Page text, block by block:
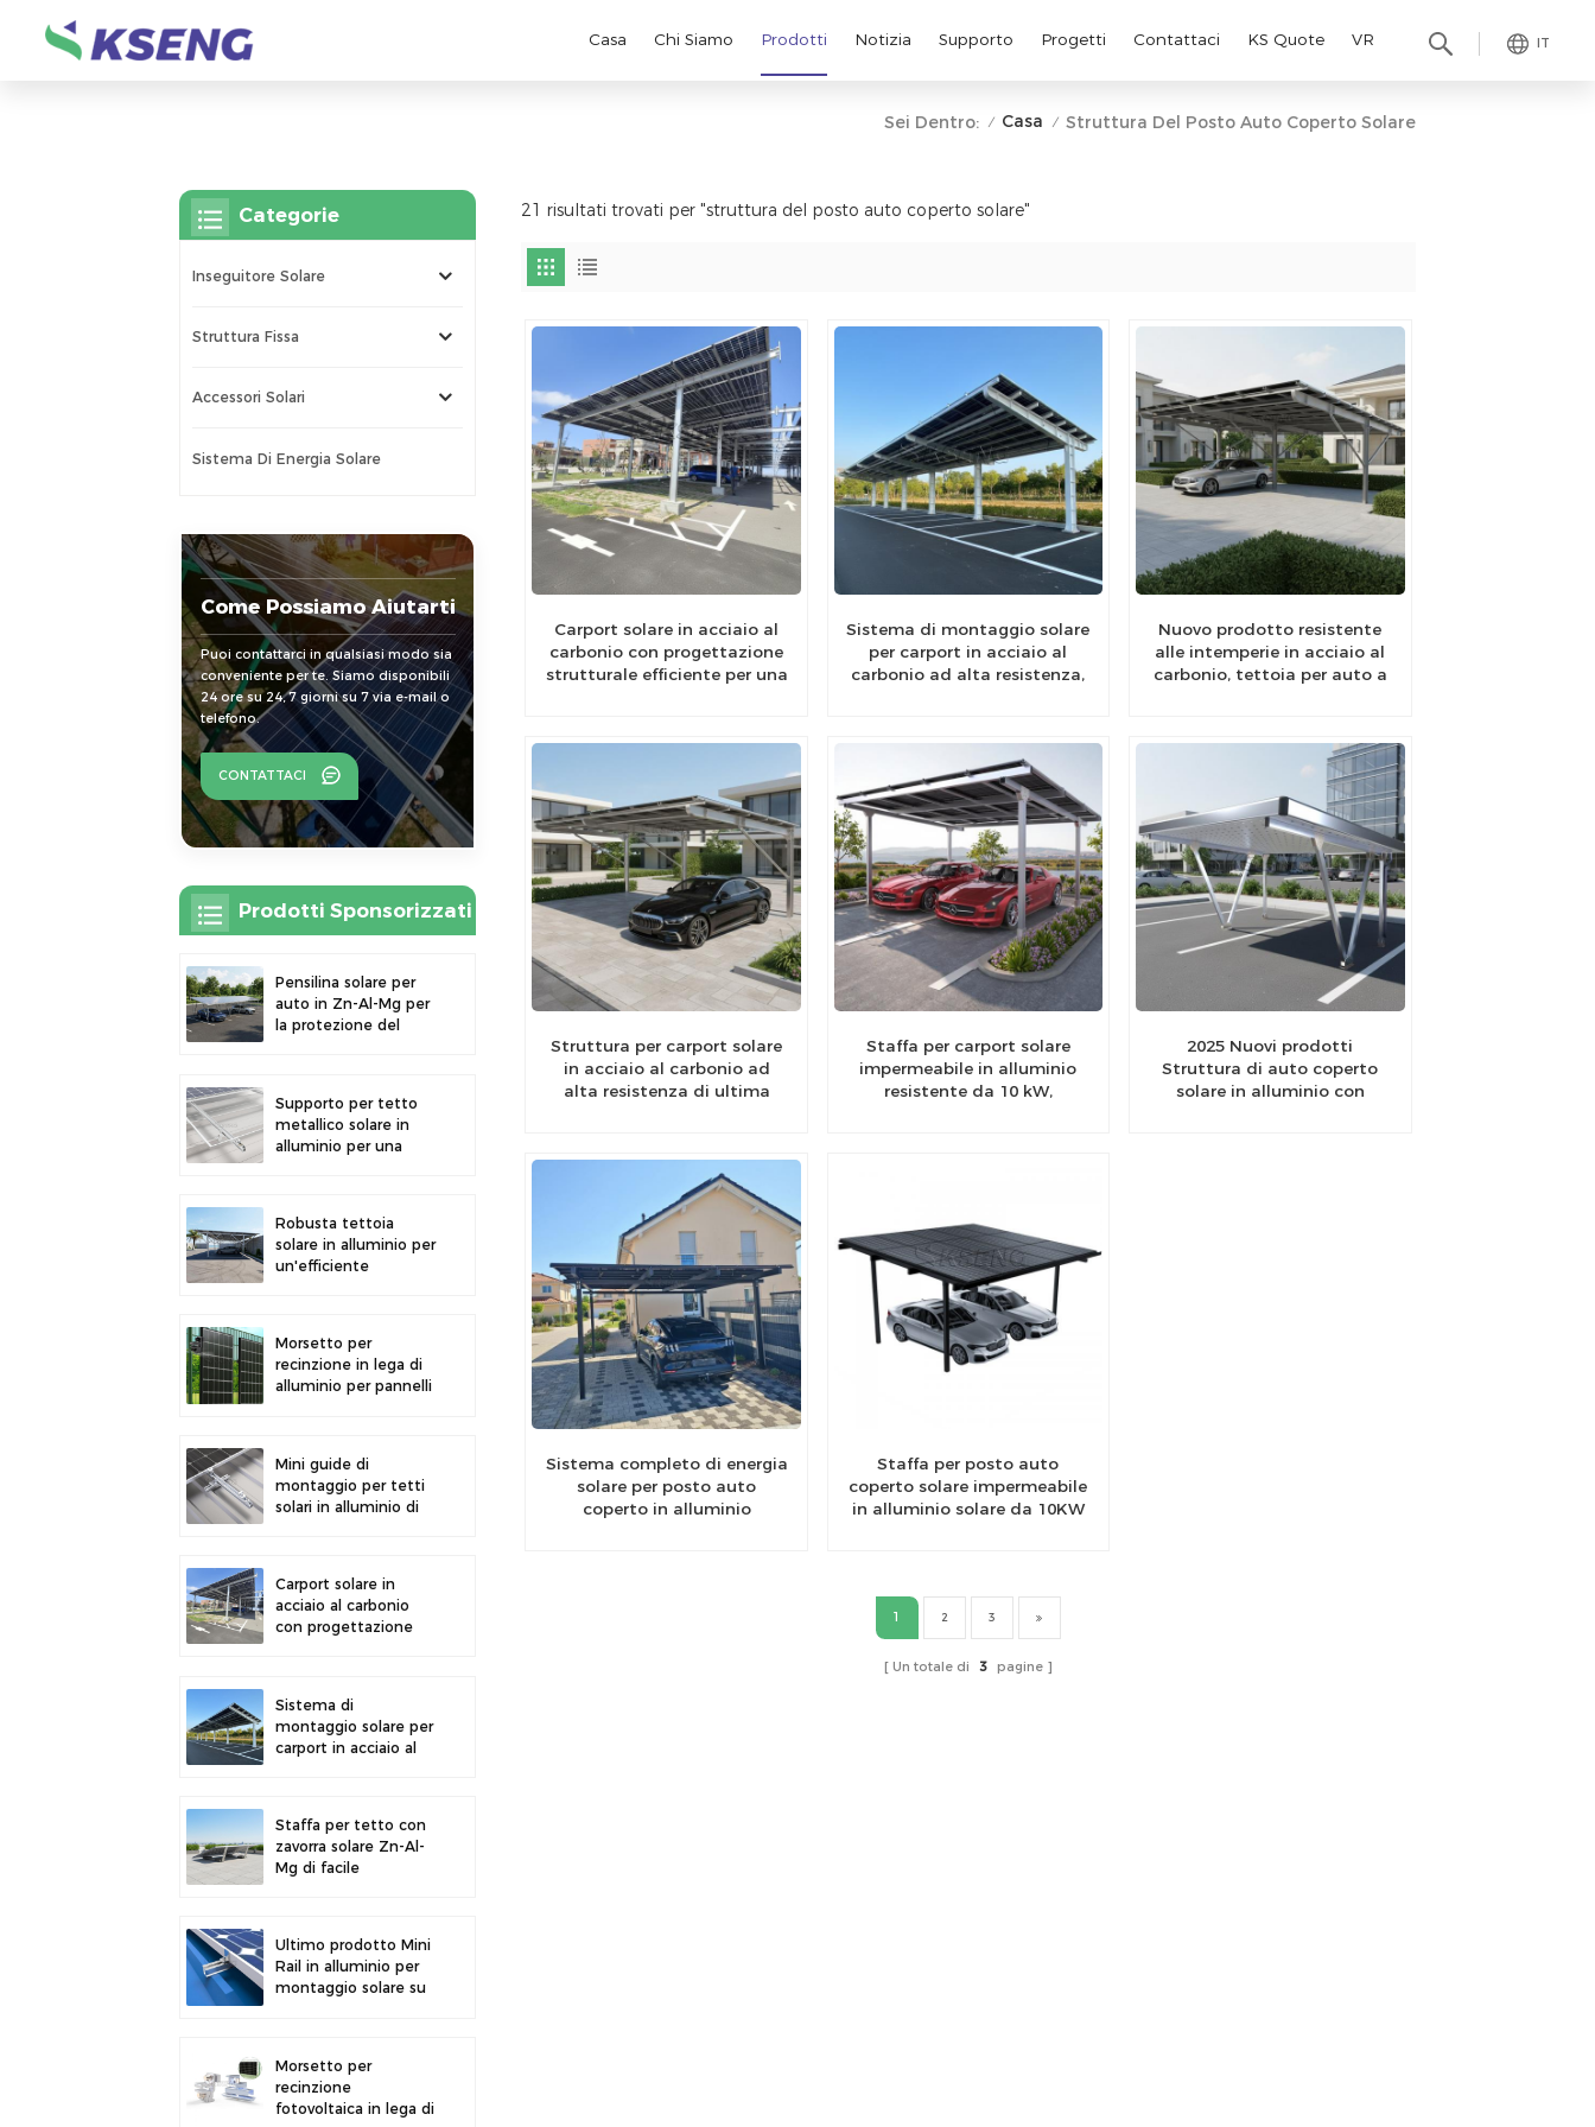
IT
Casa Chi Siamo Prodotti Notizia Supporto Progetti Contattaci KS Quote VR
Sei Dentro: / Casa / Struttura Del Posto Auto Coperto Solare
21 risultati trovati per "struttura del posto auto coperto solare"
Carport solare in acciaio al
carbonio con progettazione
strutturale efficiente per una
Sistema di montaggio solare
per carport in acciaio al
carbonio ad alta resistenza,
Nuovo prodotto resistente
alle intemperie in acciaio al
carbonio, tettoia per auto a
Struttura per carport solare
in acciaio al carbonio ad
alta resistenza di ultima
Staffa per carport solare
impermeabile in alluminio
resistente da 10 kW,
2025 Nuovi prodotti
Struttura di auto coperto
solare in alluminio con
Sistema completo di energia
solare per posto auto
coperto in alluminio
Staffa per posto auto
coperto solare impermeabile
in alluminio solare da 10KW
1 2 3
Un totale di 3 pagine
Categorie
Inseguitore Solare
Struttura Fissa
Accessori Solari
Sistema Di Energia Solare
Come Possiamo Aiutarti
Puoi contattarci in qualsiasi modo sia
conveniente per te. Siamo disponibili
24 ore su 24, 7 giorni su 7 via e-mail o
telefono.
CONTATTACI
Prodotti Sponsorizzati
Pensilina solare per
auto in Zn-Al-Mg per
la protezione del
Supporto per tetto
metallico solare in
alluminio per una
Robusta tettoia
solare in alluminio per
un'efficiente
Morsetto per
recinzione in lega di
alluminio per pannelli
recinzione.
Mini guide di
montaggio per tetti
solari in alluminio di
Carport solare in
acciaio al carbonio
con progettazione
Sistema di
montaggio solare per
carport in acciaio al
solari
Staffa per tetto con
zavorra solare Zn-Al-
Mg di facile
Ultimo prodotto Mini
Rail in alluminio per
montaggio solare su
Morsetto per
recinzione
fotovoltaica in lega di